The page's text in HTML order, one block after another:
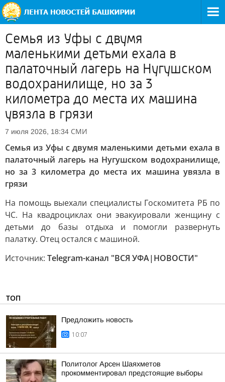
Семья из Уфы с двумя
маленькими детьми ехала в
палаточный лагерь на Нугушском
водохранилище, но за 3
километра до места их машина
увязла в грязи
7 июля 2026, 18:34 СМИ
Семья из Уфы с двумя маленькими детьми ехала в
палаточный лагерь на Нугушском водохранилище,
но за 3 километра до места их машина увязла в
грязи
На помощь выехали специалисты Госкомитета РБ по
ЧС. На квадроциклах они эвакуировали женщину с
детьми до базы отдыха и помогли развернуть
палатку. Отец остался с машиной.
Источник: Telegram-канал "ВСЯ УФА|НОВОСТИ"
ТОП
Предложить новость
10:07
Политолог Арсен Шаяхметов
прокомментировал предстоящие выборы